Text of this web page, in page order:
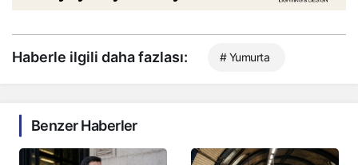
Haberle ilgili daha fazlası: # Yumurta
Benzer Haberler